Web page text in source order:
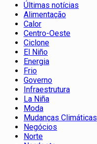
Últimas notícias
Alimentação
Calor
Centro-Oeste
Ciclone
El Niño
Energia
Frio
Governo
Infraestrutura
La Niña
Moda
Mudanças Climáticas
Negócios
Norte